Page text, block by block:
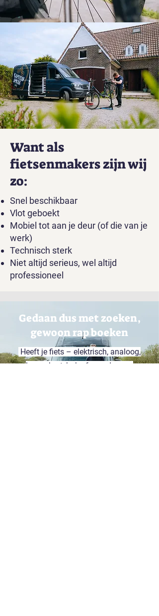
Want als
fietsenmakers zijn wij
zo:
Snel beschikbaar
Vlot geboekt
Mobiel tot aan je deur (of die van je
werk)
Technisch sterk
Niet altijd serieus, wel altijd
professioneel
Gedaan dus met zoeken,
gewoon rap boeken
Heeft je fiets – elektrisch, analoog,
long, short, bak of speed – een